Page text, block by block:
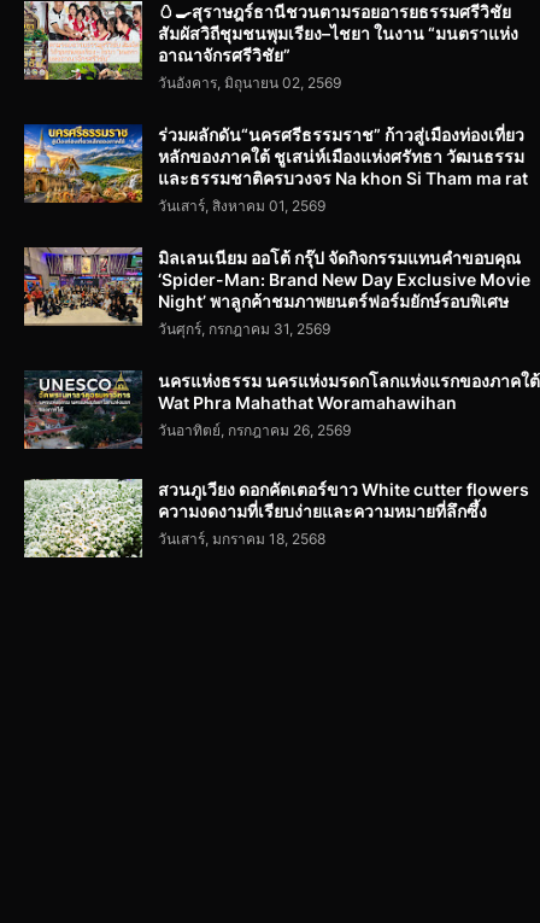
🥚🍳สุราษฎร์ธานีชวนตามรอยอารยธรรมศรีวิชัย
สัมผัสวิถีชุมชนพุมเรียง–ไชยา ในงาน “มนตราแห่ง
อาณาจักรศรีวิชัย”
วันอังคาร, มิถุนายน 02, 2569
ร่วมผลักดัน“นครศรีธรรมราช” ก้าวสู่เมืองท่องเที่ยว
หลักของภาคใต้ ชูเสน่ห์เมืองแห่งศรัทธา วัฒนธรรม
และธรรมชาติครบวงจร Na khon Si Tham ma rat
วันเสาร์, สิงหาคม 01, 2569
มิลเลนเนียม ออโต้ กรุ๊ป จัดกิจกรรมแทนคำขอบคุณ
‘Spider-Man: Brand New Day Exclusive Movie
Night’ พาลูกค้าชมภาพยนตร์ฟอร์มยักษ์รอบพิเศษ
วันศุกร์, กรกฎาคม 31, 2569
นครแห่งธรรม นครแห่งมรดกโลกแห่งแรกของภาคใต้
Wat Phra Mahathat Woramahawihan
วันอาทิตย์, กรกฎาคม 26, 2569
สวนภูเวียง ดอกคัตเตอร์ขาว White cutter flowers
ความงดงามที่เรียบง่ายและความหมายที่ลึกซึ้ง
วันเสาร์, มกราคม 18, 2568